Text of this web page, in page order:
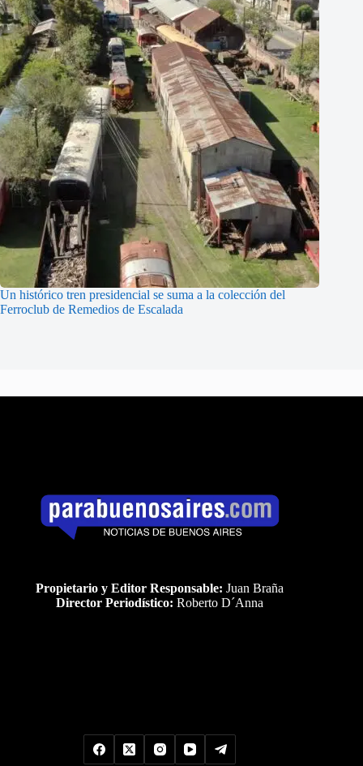
Un histórico tren presidencial se suma a la colección del
Ferroclub de Remedios de Escalada
Propietario y Editor Responsable: Juan Braña
Director Periodístico: Roberto D´Anna